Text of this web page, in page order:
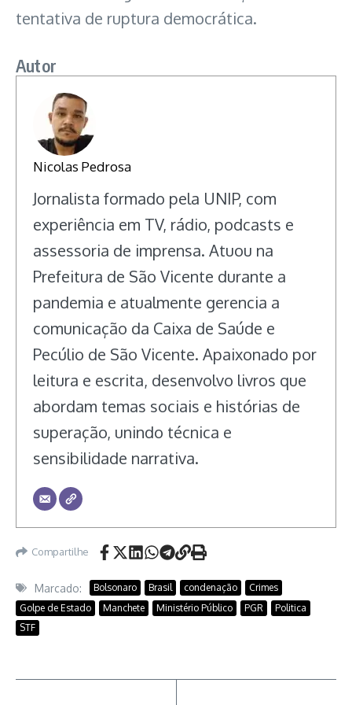
tentativa de ruptura democrática.
Autor
Nicolas Pedrosa
Jornalista formado pela UNIP, com
experiência em TV, rádio, podcasts e
assessoria de imprensa. Atuou na
Prefeitura de São Vicente durante a
pandemia e atualmente gerencia a
comunicação da Caixa de Saúde e
Pecúlio de São Vicente. Apaixonado por
leitura e escrita, desenvolvo livros que
abordam temas sociais e histórias de
superação, unindo técnica e
sensibilidade narrativa.
Compartilhe
Marcado: Bolsonaro Brasil condenação
Crimes
Golpe de Estado
Manchete Ministério Público PGR
Politica
STF